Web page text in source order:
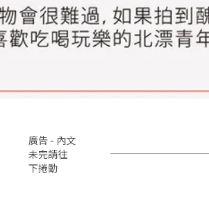
廣告 - 內文
未完請往
下捲動